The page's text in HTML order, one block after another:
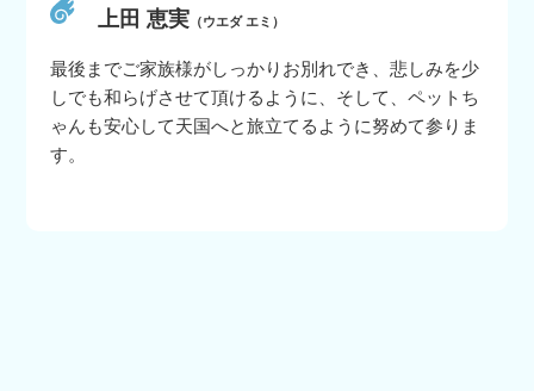
上田 恵実 （ウエダ エミ）
最後までご家族様がしっかりお別れでき、悲しみを少
しでも和らげさせて頂けるように、そして、ペットち
ゃんも安心して天国へと旅立てるように努めて参りま
す。